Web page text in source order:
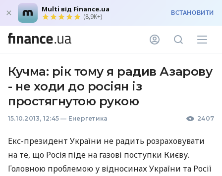
Multi від Finance.ua
(8,9K+) ВСТАНОВИТИ
Кучма: рік тому я радив Азарову
- не ходи до росіян із
простягнутою рукою
15.10.2013, 12:45 — Енергетика 2407
Екс-президент України не радить розраховувати
на те, що Росія піде на газові поступки Києву.
Головною проблемою у відносинах України та Росії